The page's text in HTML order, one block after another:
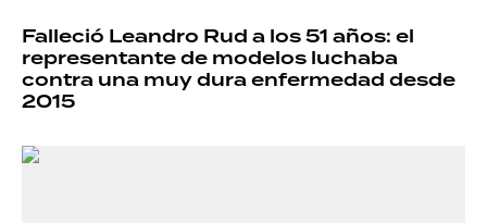
Falleció Leandro Rud a los 51 años: el
representante de modelos luchaba
contra una muy dura enfermedad desde
2015